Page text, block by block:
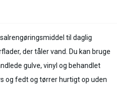
til daglig
der tåler vand. Du kan bruge
gulve, vinyl og behandlet
og fedt og tørrer hurtigt op uden